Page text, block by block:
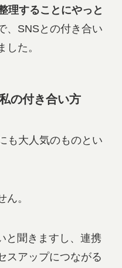
理することにやっと
、SNSとの付き合い
た。
の付き合い方
も大人気のものとい
。
と聞きますし、連携
スアップにつながる